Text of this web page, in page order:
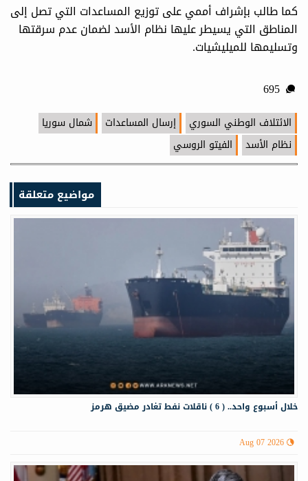
كما طالب بإشراف أممي على توزيع المساعدات التي تصل إلى
المناطق التي يسيطر عليها نظام الأسد لضمان عدم سرقتها
وتسليمها للميليشيات.
الائتلاف الوطني السوري إرسال المساعدات
شمال سوريا
نظام الأسد
الفيتو الروسي
مواضيع متعلقة
خلال أسبوع واحد.. ( 6 ) ناقلات نفط تغادر مضيق هرمز
Aug 07 2026